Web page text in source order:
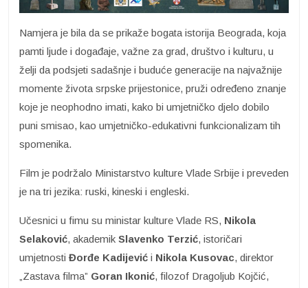
Namjera je bila da se prikaže bogata istorija Beograda, koja
pamti ljude i događaje, važne za grad, društvo i kulturu, u
želji da podsjeti sadašnje i buduće generacije na najvažnije
momente života srpske prijestonice, pruži određeno znanje
koje je neophodno imati, kako bi umjetničko djelo dobilo
puni smisao, kao umjetničko-edukativni funkcionalizam tih
spomenika.
Film je podržalo Ministarstvo kulture Vlade Srbije i preveden
je na tri jezika: ruski, kineski i engleski.
Učesnici u fimu su ministar kulture Vlade RS, Nikola
Selaković, akademik Slavenko Terzić, istoričari
umjetnosti Đorđe Kadijević i Nikola Kusovac, direktor
„Zastava filma” Goran Ikonić, filozof Dragoljub Kojčić,